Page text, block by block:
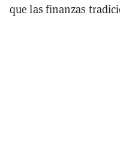
que las finanzas